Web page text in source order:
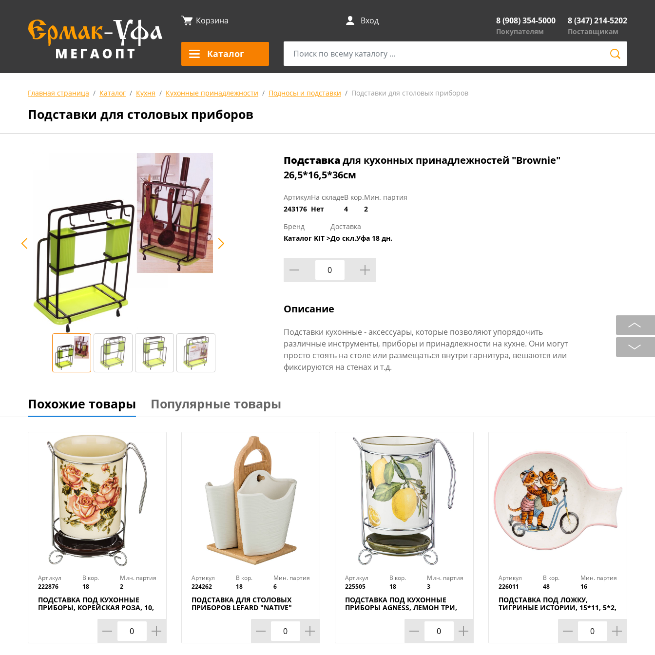
Корзина Вход 8 (908) 354-5000
Покупателям
8 (347) 214-5202
Поставщикам
Каталог
Главная страница Каталог Кухня Кухонные принадлежности Подносы и подставки Подставки для столовых приборов
Подставки для столовых приборов
Подставкадля кухонных принадлежностей "Brownie"
26,5*16,5*36см
Артикул
243176
На складе
Нет
В кор.
4
Мин. партия
2
Бренд
Каталог KIT >
Доставка
До скл.Уфа 18 дн.
Описание
Подставки кухонные - аксессуары, которые позволяют упорядочить
различные инструменты, приборы и принадлежности на кухне. Они могут
просто стоять на столе или размещаться внутри гарнитура, вешаются или
фиксируются на стенах и т.д.
Похожие товары Популярные товары
Артикул
222876
В кор.
18
Мин. партия
2
ПОДСТАВКА ПОД КУХОННЫЕ
ПРИБОРЫ, КОРЕЙСКАЯ РОЗА, 10,
Артикул
224262
В кор.
18
Мин. партия
6
ПОДСТАВКА ДЛЯ СТОЛОВЫХ
ПРИБОРОВ LEFARD "NATIVE"
Артикул
225505
В кор.
18
Мин. партия
3
ПОДСТАВКА ПОД КУХОННЫЕ
ПРИБОРЫ AGNESS, ЛЕМОН ТРИ,
Артикул
226011
В кор.
48
Мин. партия
16
ПОДСТАВКА ПОД ЛОЖКУ,
ТИГРИНЫЕ ИСТОРИИ, 15*11, 5*2,